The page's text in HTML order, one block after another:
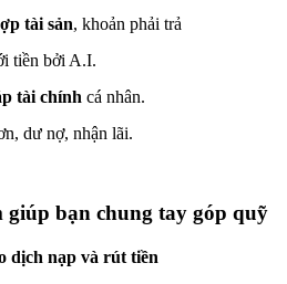
tài sản, khoản phải trả
tiền bởi A.I.
tài chính cá nhân.
dư nợ, nhận lãi.
bạn chung tay góp quỹ
dịch nạp và rút tiền